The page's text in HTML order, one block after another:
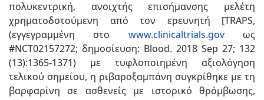
πολυκεντρική, ανοιχτής επισήμανσης μελέτη
χρηματοδοτούμενη από τον ερευνητή [TRAPS,
(εγγεγραμμένη στο www.clinicaltrials.govως
#NCT02157272; δημοσίευση: Blood. 2018 Sep 27; 132
(13):1365-1371) με τυφλοποιημένη αξιολόγηση
τελικού σημείου, η ριβαροξαμπάνη συγκρίθηκε με τη
βαρφαρίνη σε ασθενείς με ιστορικό θρόμβωσης,